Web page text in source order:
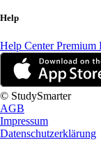
Help
Help CenterPremium
© StudySmarter
AGB
Impressum
Datenschutzerklärung